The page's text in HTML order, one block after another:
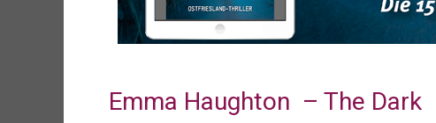
Emma Haughton – The Dark